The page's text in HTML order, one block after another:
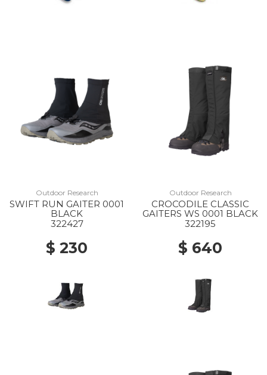
Outdoor Research
SWIFT RUN GAITER 0001
BLACK
322427
$ 230
Outdoor Research
CROCODILE CLASSIC
GAITERS WS 0001 BLACK
322195
$ 640